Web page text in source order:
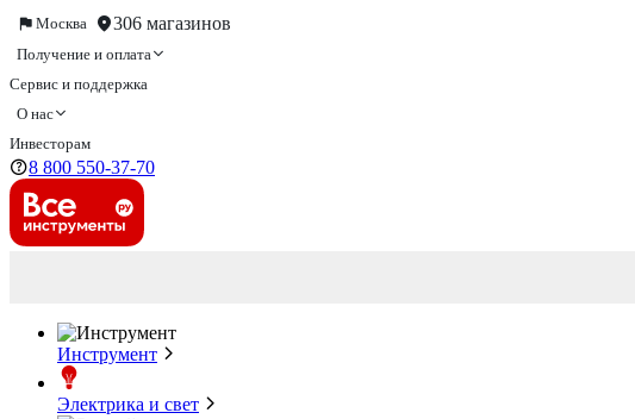
Москва 306 магазинов
Получение и оплата
Сервис и поддержка
О нас
Инвесторам
8 800 550-37-70
Инструмент
Электрика и свет